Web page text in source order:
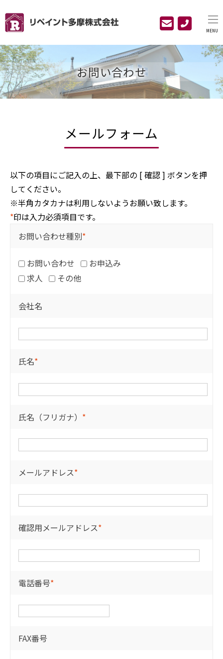
MENU
お問い合わせ
メールフォーム
以下の項目にご記入の上、最下部の [ 確認 ] ボタンを押
してください。
※半角カタカナは利用しないようお願い致します。
*印は入力必須項目です。
お問い合わせ種別*
お問い合わせ
お申込み
求人
その他
会社名
氏名*
氏名（フリガナ） *
メールアドレス*
確認用メールアドレス*
電話番号*
FAX番号